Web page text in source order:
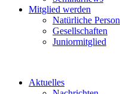
Mitglied werden
Natürliche Person
Gesellschaften
Juniormitglied
Aktuelles